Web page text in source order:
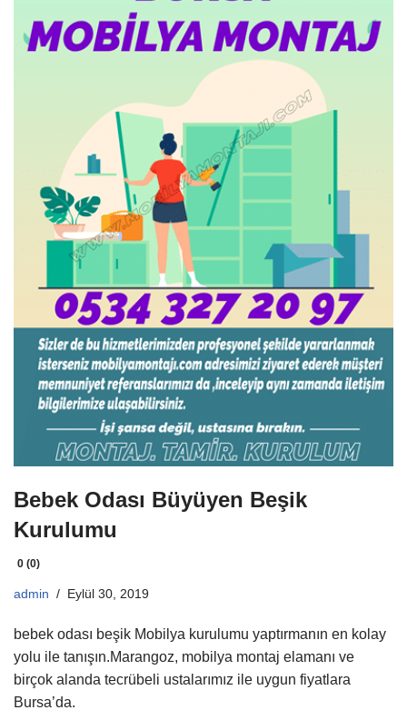
Bebek Odası Büyüyen Beşik
Kurulumu
0 (0)
admin Eylül 30, 2019
bebek odası beşik Mobilya kurulumu yaptırmanın en kolay
yolu ile tanışın.Marangoz, mobilya montaj elamanı ve
birçok alanda tecrübeli ustalarımız ile uygun fiyatlara
Bursa’da.